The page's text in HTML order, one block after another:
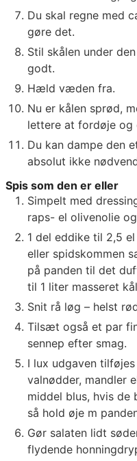
Du skal regne med
gøre det.
Stil skålen under
godt.
Hæld væden fra.
Nu er kålen sprød,
lettere at fordøje og
Du kan dampe den
absolut ikke
Spis som den er eller
Simpelt med
raps- el olivenolie
1 del eddike til 2,5
eller spidskommen
på panden til det
til 1 liter masseret
Snit rå løg – helst
Tilsæt også et par
sennep efter smag.
I lux udgaven
valnødder, mandler
middel blus, hvis
så hold øje m
Gør salaten lidt
flydende